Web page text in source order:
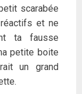
scarabée
et ne
ta fausse
petite boite
un grand